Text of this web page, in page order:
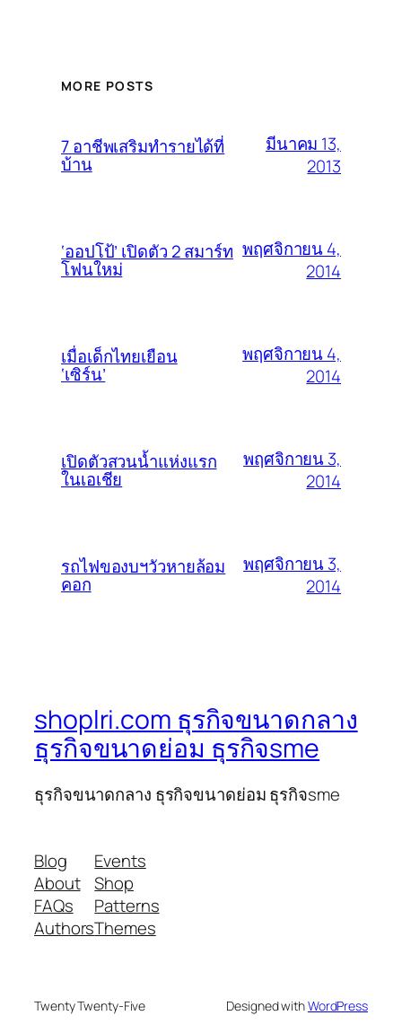
MORE POSTS
7 อาชีพเสริมทำรายได้ที่
บ้าน
มีนาคม 13,
2013
‘ออปโป้’ เปิดตัว 2 สมาร์ท
โฟนใหม่
พฤศจิกายน 4,
2014
เมื่อเด็กไทยเยือน
‘เซิร์น’
พฤศจิกายน 4,
2014
เปิดตัวสวนน้ำแห่งแรก
ในเอเชีย
พฤศจิกายน 3,
2014
รถไฟของบฯวัวหายล้อม
คอก
พฤศจิกายน 3,
2014
shoplri.com ธุรกิจขนาดกลาง
ธุรกิจขนาดย่อม ธุรกิจsme
ธุรกิจขนาดกลาง ธุรกิจขนาดย่อม ธุรกิจsme
Blog
About
FAQs
Authors
Events
Shop
Patterns
Themes
Twenty Twenty-Five Designed withWordPress